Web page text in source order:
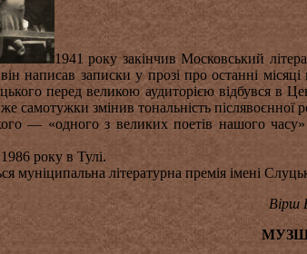
1941 року закінчив Московський
написав записки у прозі про останні
перед великою аудиторією відбувся в
самотужки змінив тональність післявоєнної
— «одного з великих поетів нашого
року в Тулі.
муніципальна літературна премія імені
Вірш